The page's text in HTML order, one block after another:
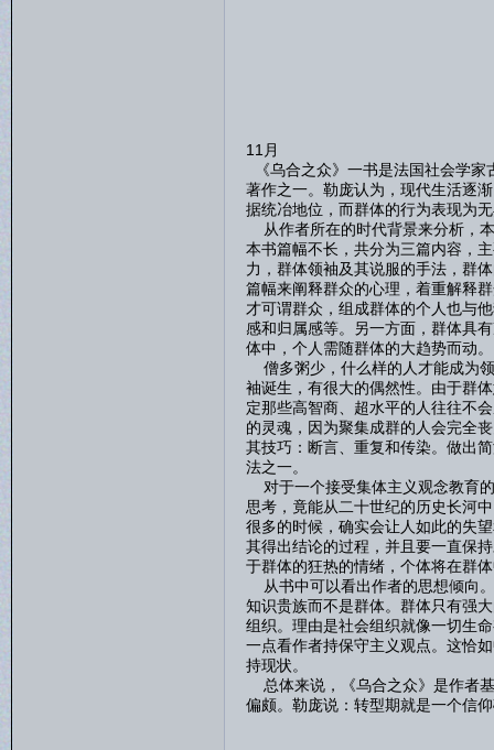
11月
《乌合之众》一书是法国社会学家
著作之一。勒庞认为，现代生活逐
据统冶地位，而群体的行为表现为
从作者所在的时代背景来分析，
本书篇幅不长，共分为三篇内容，
力，群体领袖及其说服的手法，群
篇幅来阐释群众的心理，着重解释
才可谓群众，组成群体的个人也与
感和归属感等。另一方面，群体具
体中，个人需随群体的大趋势而动。
僧多粥少，什么样的人才能成为
袖诞生，有很大的偶然性。由于群
定那些高智商、超水平的人往往不
的灵魂，因为聚集成群的人会完全
其技巧：断言、重复和传染。做出
法之一。
对于一个接受集体主义观念教育
思考，竟能从二十世纪的历史长河
很多的时候，确实会让人如此的失
其得出结论的过程，并且要一直保
于群体的狂热的情绪，个体将在群
从书中可以看出作者的思想倾向
知识贵族而不是群体。群体只有强
组织。理由是社会组织就像一切生
一点看作者持保守主义观点。这恰
持现状。
总体来说，《乌合之众》是作者
偏颇。勒庞说：转型期就是一个信